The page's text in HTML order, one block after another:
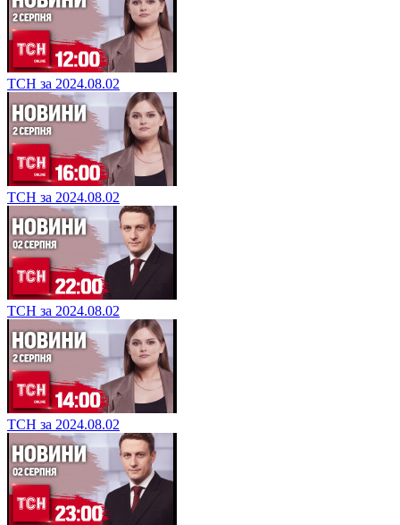
ТСН за 2024.08.02
ТСН за 2024.08.02
ТСН за 2024.08.02
ТСН за 2024.08.02